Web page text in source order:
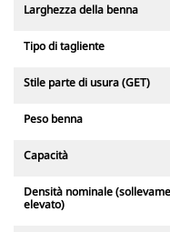
Larghezza della benna
Tipo di tagliente
Stile parte di usura (GET)
Peso benna
Capacità
Densità nominale
elevato)